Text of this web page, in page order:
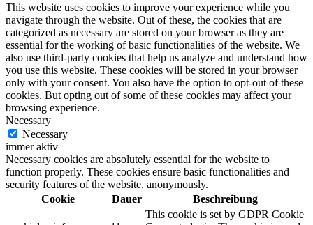
This website uses cookies to improve your experience while you
navigate through the website. Out of these, the cookies that are
categorized as necessary are stored on your browser as they are
essential for the working of basic functionalities of the website. We
also use third-party cookies that help us analyze and understand how
you use this website. These cookies will be stored in your browser
only with your consent. You also have the option to opt-out of these
cookies. But opting out of some of these cookies may affect your
browsing experience.
Necessary
Necessary
immer aktiv
Necessary cookies are absolutely essential for the website to
function properly. These cookies ensure basic functionalities and
security features of the website, anonymously.
Cookie
Dauer Beschreibung
This cookie is set by GDPR Cookie